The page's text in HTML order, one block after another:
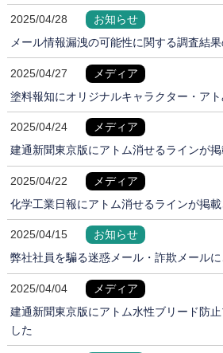
2025/04/28
お知らせ
メール情報漏洩の可能性に関する調査結
2025/04/27
メディア
塗料報知にオリジナルキャラクター・ア
2025/04/24
メディア
建通新聞東京版にアトム消せるラインが
2025/04/22
メディア
化学工業日報にアトム消せるラインが掲
2025/04/15
お知らせ
弊社社員を騙る迷惑メール・詐欺メールに
2025/04/04
メディア
建通新聞東京版にアトム水性ブリード防
した